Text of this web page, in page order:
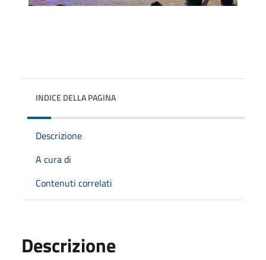
INDICE DELLA PAGINA
Descrizione
A cura di
Contenuti correlati
Descrizione